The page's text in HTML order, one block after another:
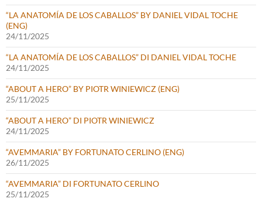
“LA ANATOMÍA DE LOS CABALLOS” BY DANIEL VIDAL TOCHE
(ENG)
24/11/2025
“LA ANATOMÍA DE LOS CABALLOS” DI DANIEL VIDAL TOCHE
24/11/2025
“ABOUT A HERO” BY PIOTR WINIEWICZ (ENG)
25/11/2025
“ABOUT A HERO” DI PIOTR WINIEWICZ
24/11/2025
“AVEMMARIA” BY FORTUNATO CERLINO (ENG)
26/11/2025
“AVEMMARIA” DI FORTUNATO CERLINO
25/11/2025